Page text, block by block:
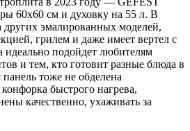
60х60 см и духовку на 55 л. В
других эмалированных моделей,
грилем и даже имеет вертел с
идеально подойдет любителям
и тем, кто готовит разные блюда в
тоже не обделена
быстрого нагрева,
качественно, ухаживать за